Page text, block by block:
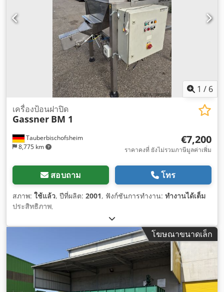
1 / 6
Tauberbischofsheim
8,775 km
เครื่องป้อนฝาปิด
Gassner BM 1
€7,200
ราคาคงที่ ยังไม่รวมภาษีมูลค่าเพิ่ม
สอบถาม โทร
สภาพ: ใช้แล้ว, ปีที่ผลิต: 2001, ฟังก์ชันการทำงาน: ทำงานได้เต็ม
ประสิทธิภาพ,
โฆษณาขนาดเล็ก